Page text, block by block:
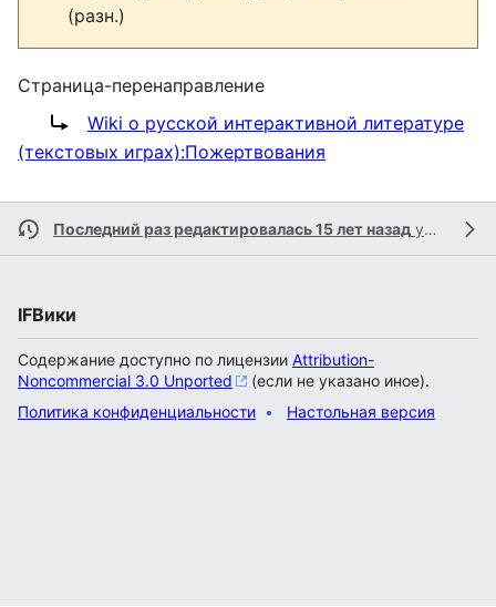
(разн.)
Страница-перенаправление
Перенаправление на:
Wiki о русской интерактивной литературе
(текстовых играх):Пожертвования
Последний раз редактировалась 15 лет назад участником
IFВики
Содержание доступно по лицензии Attribution-
Noncommercial 3.0 Unported
(если не указано иное).
Политика конфиденциальности
Настольная версия